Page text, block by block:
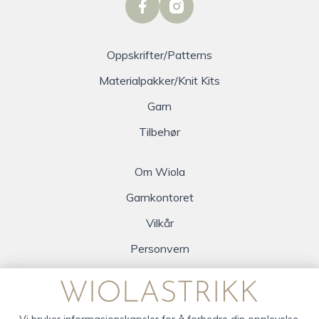
facebookinstagram
Oppskrifter/Patterns
Materialpakker/Knit Kits
Garn
Tilbehør
Om Wiola
Garnkontoret
Vilkår
Personvern